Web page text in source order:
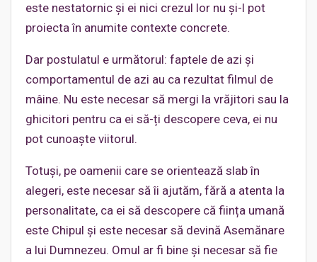
este nestatornic și ei nici crezul lor nu și-l pot
proiecta în anumite contexte concrete.
Dar postulatul e următorul: faptele de azi și
comportamentul de azi au ca rezultat filmul de
mâine. Nu este necesar să mergi la vrăjitori sau la
ghicitori pentru ca ei să-ți descopere ceva, ei nu
pot cunoaște viitorul.
Totuși, pe oamenii care se orientează slab în
alegeri, este necesar să îi ajutăm, fără a atenta la
personalitate, ca ei să descopere că ființa umană
este Chipul și este necesar să devină Asemănare
a lui Dumnezeu. Omul ar fi bine și necesar să fie